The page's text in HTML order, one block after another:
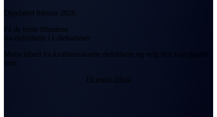
Oppdatert februar 2026
Få de beste tilbudene
fra elektrikere i Lillehammer
Motta tilbud fra kvalitetssikrede elektrikere og velg den som passer
best.
Få gratis tilbud